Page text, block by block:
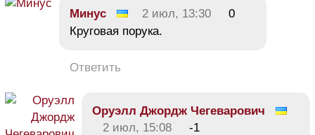
Минус 2 июл, 13:30
0
Круговая порука.
Ответить
Оруэлл Джордж Чегеварович
2 июл, 15:08
-1